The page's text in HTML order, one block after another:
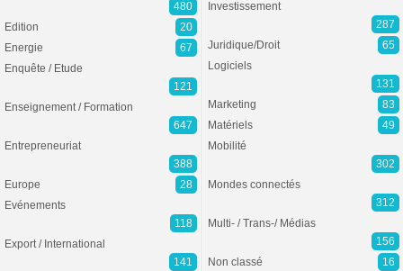
480
Edition
20
Energie
67
Enquête / Etude
121
Enseignement / Formation
647
Entrepreneuriat
388
Europe
28
Evénements
118
Export / International
141
Investissement
287
Juridique/Droit
65
Logiciels
131
Marketing
83
Matériels
49
Mobilité
302
Mondes connectés
312
Multi- / Trans-/ Médias
156
Non classé
16